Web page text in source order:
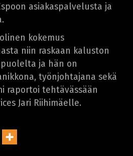
asiakaspalvelusta ja
kokemus
niin raskaan kaluston
ja hän on
työnjohtajana sekä
raportoi tehtävässään
Jari Riihimäelle.